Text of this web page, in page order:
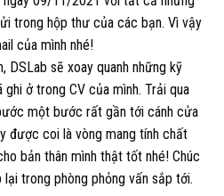
trong hộp thư của các bạn. Vì vậy
của mình nhé!
DSLab sẽ xoay quanh những kỹ
ở trong CV của mình. Trải qua
một bước rất gần tới cánh cửa
được coi là vòng mang tính chất
bản thân mình thật tốt nhé! Chúc
trong phòng phỏng vấn sắp tới.